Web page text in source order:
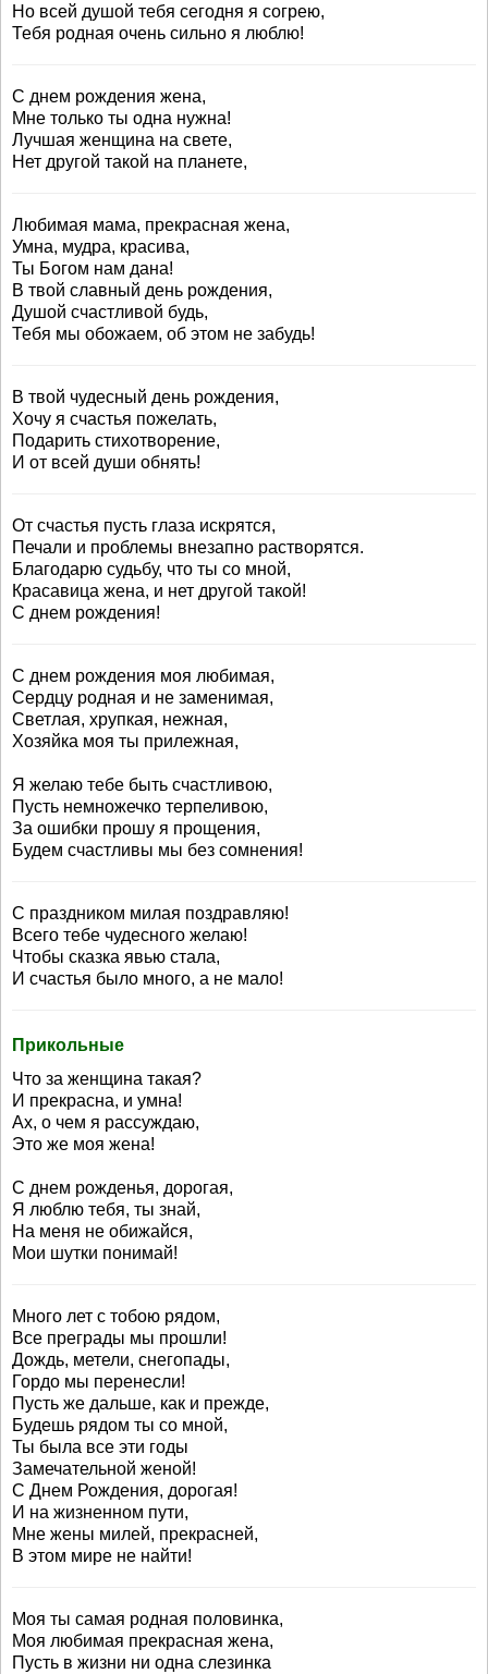
Но всей душой тебя сегодня я согрею,
Тебя родная очень сильно я люблю!
С днем рождения жена,
Мне только ты одна нужна!
Лучшая женщина на свете,
Нет другой такой на планете,
Любимая мама, прекрасная жена,
Умна, мудра, красива,
Ты Богом нам дана!
В твой славный день рождения,
Душой счастливой будь,
Тебя мы обожаем, об этом не забудь!
В твой чудесный день рождения,
Хочу я счастья пожелать,
Подарить стихотворение,
И от всей души обнять!
От счастья пусть глаза искрятся,
Печали и проблемы внезапно растворятся.
Благодарю судьбу, что ты со мной,
Красавица жена, и нет другой такой!
С днем рождения!
С днем рождения моя любимая,
Сердцу родная и не заменимая,
Светлая, хрупкая, нежная,
Хозяйка моя ты прилежная,
Я желаю тебе быть счастливою,
Пусть немножечко терпеливою,
За ошибки прошу я прощения,
Будем счастливы мы без сомнения!
С праздником милая поздравляю!
Всего тебе чудесного желаю!
Чтобы сказка явью стала,
И счастья было много, а не мало!
Прикольные
Что за женщина такая?
И прекрасна, и умна!
Ах, о чем я рассуждаю,
Это же моя жена!
С днем рожденья, дорогая,
Я люблю тебя, ты знай,
На меня не обижайся,
Мои шутки понимай!
Много лет с тобою рядом,
Все преграды мы прошли!
Дождь, метели, снегопады,
Гордо мы перенесли!
Пусть же дальше, как и прежде,
Будешь рядом ты со мной,
Ты была все эти годы
Замечательной женой!
С Днем Рождения, дорогая!
И на жизненном пути,
Мне жены милей, прекрасней,
В этом мире не найти!
Моя ты самая родная половинка,
Моя любимая прекрасная жена,
Пусть в жизни ни одна слезинка